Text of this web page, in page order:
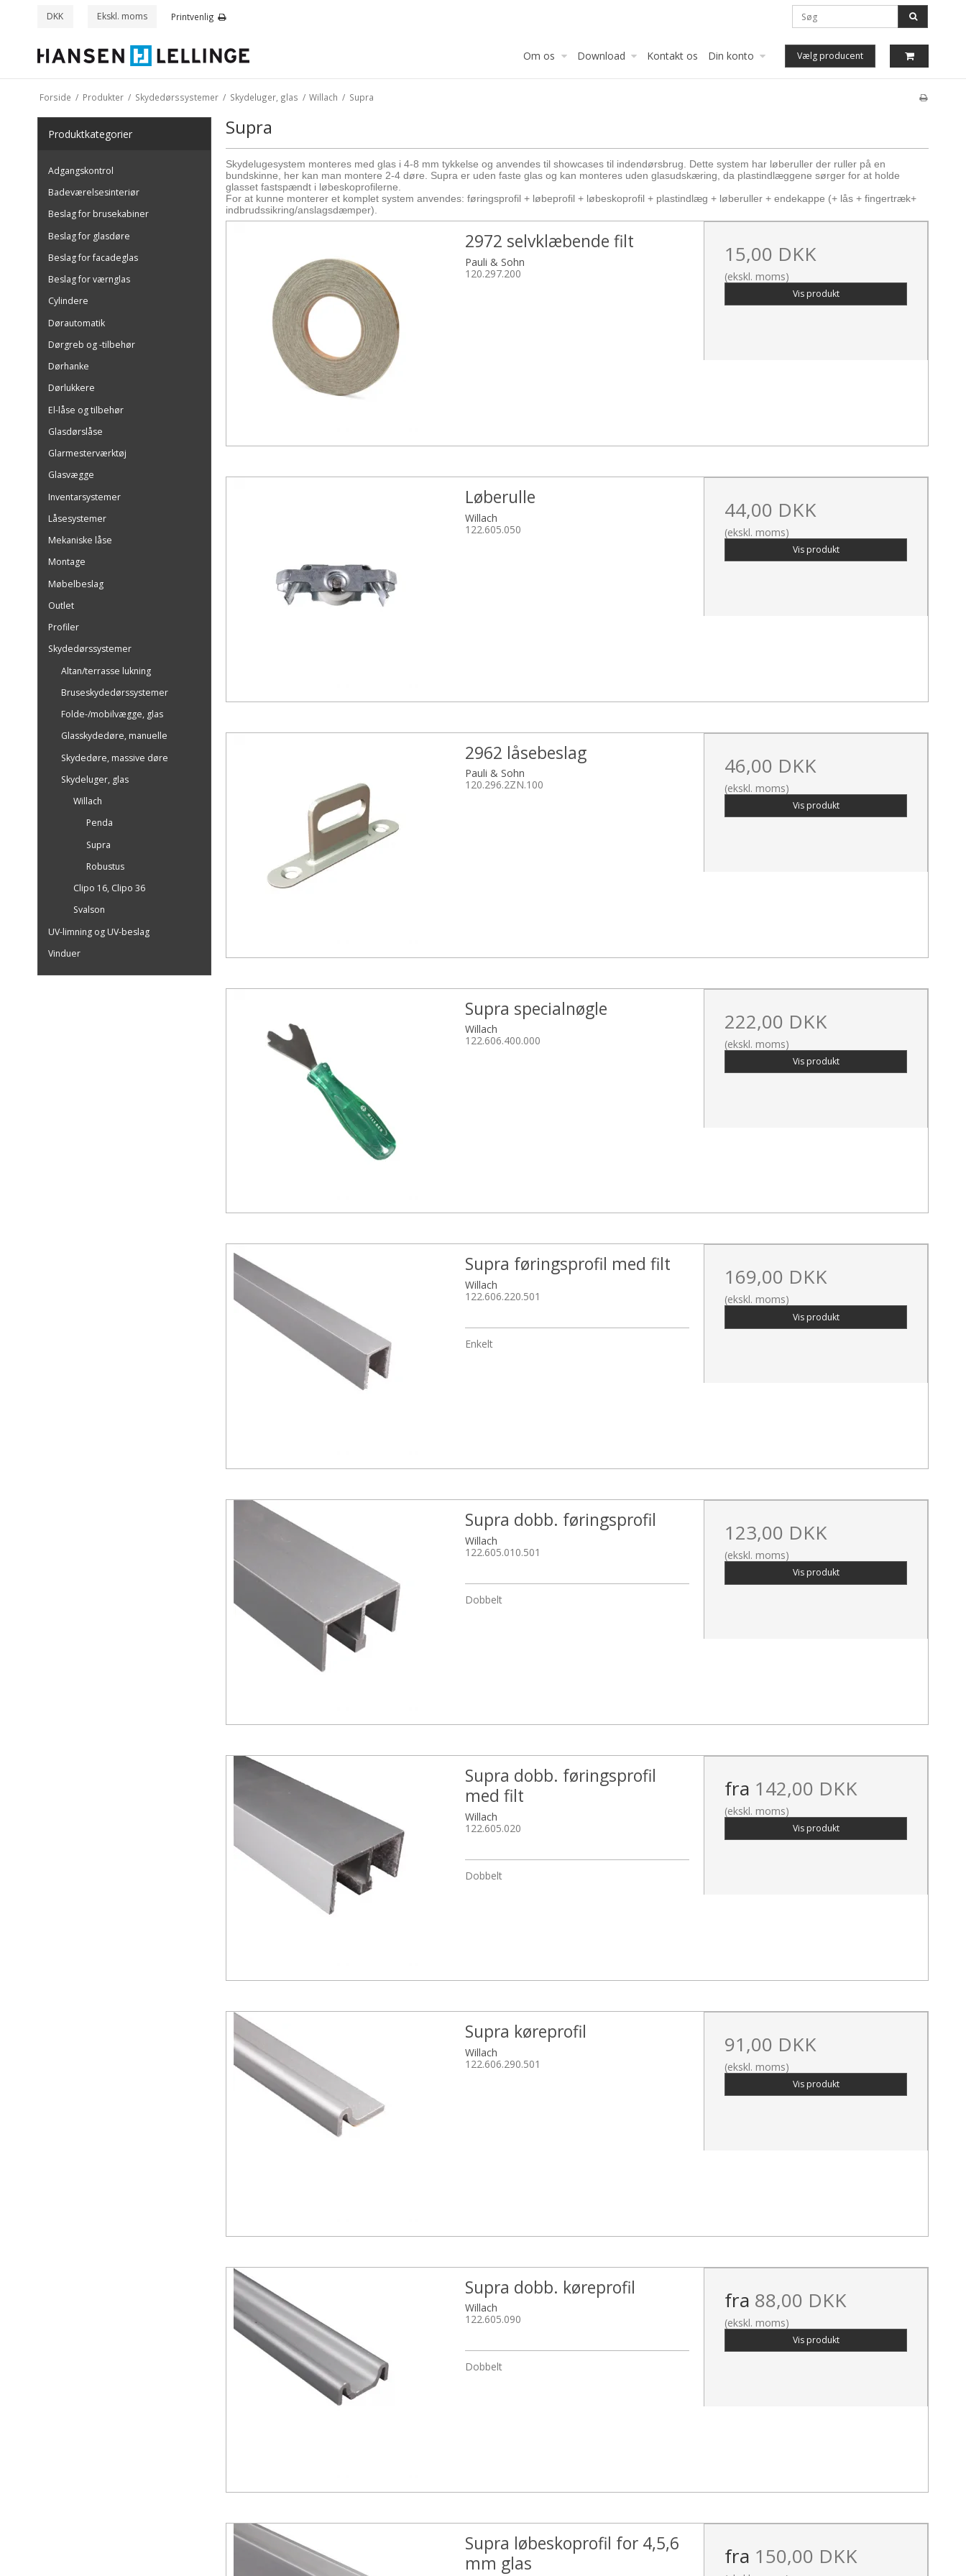
DKK Ekskl. moms Printvenlig
Om os Download Kontakt os Din konto Vælg producent
Forside / Produkter / Skydedørssystemer / Skydeluger, glas / Willach / Supra
Produktkategorier
Adgangskontrol
Badeværelsesinteriør
Beslag for brusekabiner
Beslag for glasdøre
Beslag for facadeglas
Beslag for værnglas
Cylindere
Dørautomatik
Dørgreb og -tilbehør
Dørhanke
Dørlukkere
El-låse og tilbehør
Glasdørslåse
Glarmesterværktøj
Glasvægge
Inventarsystemer
Låsesystemer
Mekaniske låse
Montage
Møbelbeslag
Outlet
Profiler
Skydedørssystemer
Altan/terrasse lukning
Bruseskydedørssystemer
Folde-/mobilvægge, glas
Glasskydedøre, manuelle
Skydedøre, massive døre
Skydeluger, glas
Willach
Penda
Supra
Robustus
Clipo 16, Clipo 36
Svalson
UV-limning og UV-beslag
Vinduer
Supra
Skydelugesystem monteres med glas i 4-8 mm tykkelse og anvendes til showcases til indendørsbrug. Dette system har løberuller der ruller på en
bundskinne, her kan man montere 2-4 døre. Supra er uden faste glas og kan monteres uden glasudskæring, da plastindlæggene sørger for at holde
glasset fastspændt i løbeskoprofilerne.
For at kunne monterer et komplet system anvendes: føringsprofil + løbeprofil + løbeskoprofil + plastindlæg + løberuller + endekappe (+ lås + fingertræk+
indbrudssikring/anslagsdæmper).
2972 selvklæbende filt
Pauli & Sohn
120.297.200
15,00 DKK
(ekskl. moms)
Vis produkt
Løberulle
Willach
122.605.050
44,00 DKK
(ekskl. moms)
Vis produkt
2962 låsebeslag
Pauli & Sohn
120.296.2ZN.100
46,00 DKK
(ekskl. moms)
Vis produkt
Supra specialnøgle
Willach
122.606.400.000
222,00 DKK
(ekskl. moms)
Vis produkt
Supra føringsprofil med filt
Willach
122.606.220.501
Enkelt
169,00 DKK
(ekskl. moms)
Vis produkt
Supra dobb. føringsprofil
Willach
122.605.010.501
Dobbelt
123,00 DKK
(ekskl. moms)
Vis produkt
Supra dobb. føringsprofil
med filt
Willach
122.605.020
Dobbelt
fra 142,00 DKK
(ekskl. moms)
Vis produkt
Supra køreprofil
Willach
122.606.290.501
91,00 DKK
(ekskl. moms)
Vis produkt
Supra dobb. køreprofil
Willach
122.605.090
Dobbelt
fra 88,00 DKK
(ekskl. moms)
Vis produkt
Supra løbeskoprofil for 4,5,6
mm glas
fra 150,00 DKK